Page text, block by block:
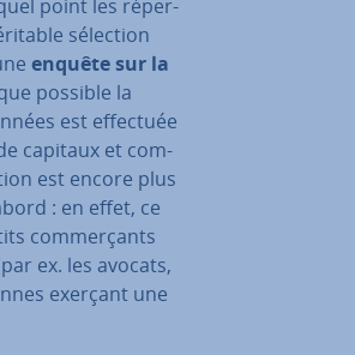
point les ré­per­
sélection
enquête sur la
possible la
est effectuée
capitaux et com­
est encore plus
: en effet, ce
com­mer­çants
ex. les avocats,
exerçant une